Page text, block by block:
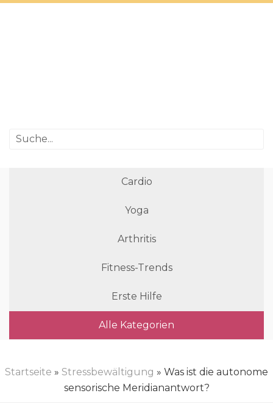
Cardio
Yoga
Arthritis
Fitness-Trends
Erste Hilfe
Alle Kategorien
Startseite » Stressbewältigung » Was ist die autonome
sensorische Meridianantwort?